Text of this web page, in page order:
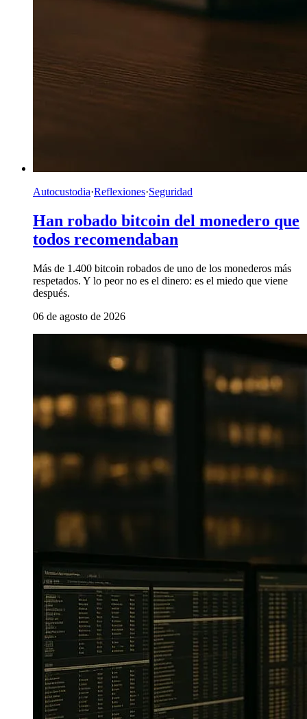
Autocustodia·Reflexiones·Seguridad
Han robado bitcoin del monedero que
todos recomendaban
Más de 1.400 bitcoin robados de uno de los monederos más
respetados. Y lo peor no es el dinero: es el miedo que viene
después.
06 de agosto de 2026